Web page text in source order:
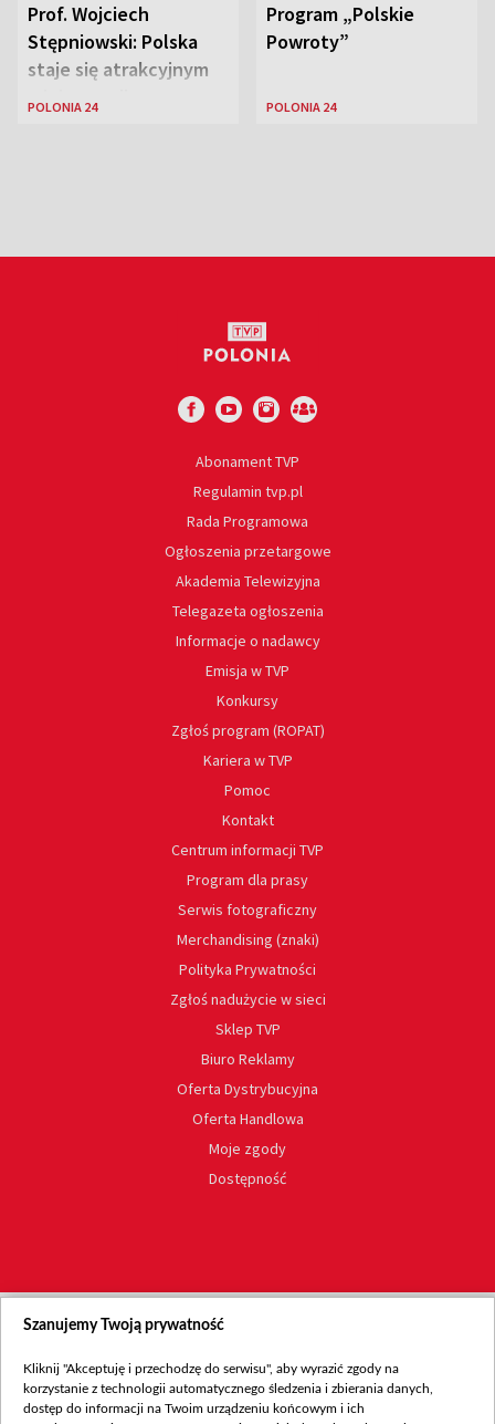
Prof. Wojciech
Stępniowski: Polska
staje się atrakcyjnym
miejscem dla
POLONIA 24
Program „Polskie
Powroty”
POLONIA 24
Abonament TVP
Regulamin tvp.pl
Rada Programowa
Ogłoszenia przetargowe
Akademia Telewizyjna
Telegazeta ogłoszenia
Informacje o nadawcy
Emisja w TVP
Konkursy
Zgłoś program (ROPAT)
Kariera w TVP
Pomoc
Kontakt
Centrum informacji TVP
Program dla prasy
Serwis fotograficzny
Merchandising (znaki)
Polityka Prywatności
Zgłoś nadużycie w sieci
Sklep TVP
Biuro Reklamy
Oferta Dystrybucyjna
Oferta Handlowa
Moje zgody
Dostępność
Szanujemy Twoją prywatność
Kliknij "Akceptuję i przechodzę do serwisu", aby wyrazić zgody na
korzystanie z technologii automatycznego śledzenia i zbierania danych,
dostęp do informacji na Twoim urządzeniu końcowym i ich